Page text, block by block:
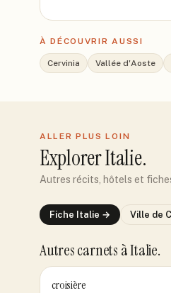
À DÉCOUVRIR AUSSI
Cervinia Vallée d'Aoste
ALLER PLUS LOIN
ExplorerItalie.
Autres récits, hôtels et
Fiche Italie → Ville de
Autres carnets à Italie.
croisière